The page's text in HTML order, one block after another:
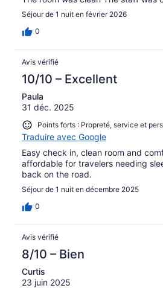
Séjour de 1 nuit en février 2026
0
Avis vérifié
10/10 – Excellent
Paula
31 déc. 2025
Points forts : Propreté, service et
Traduire avec Google
Easy check in, clean room and
affordable for travelers needing
back on the road.
Séjour de 1 nuit en décembre 2025
0
Avis vérifié
8/10 – Bien
Curtis
23 juin 2025